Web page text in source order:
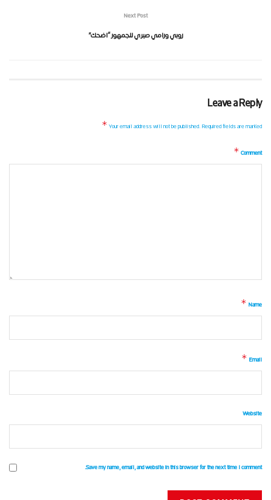
Next Post
روبي ورامي صبري للجمهور “اضحك”
Leave a Reply
Your email address will not be published.Required fields are marked
*
Comment
*
Name
*
Email
*
Website
Save my name, email, and website in this browser for the next time I comment.